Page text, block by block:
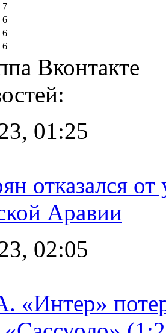
7
6
6
6
Вконтакте
01:25
отказался от
Аравии
02:05
«Интер»